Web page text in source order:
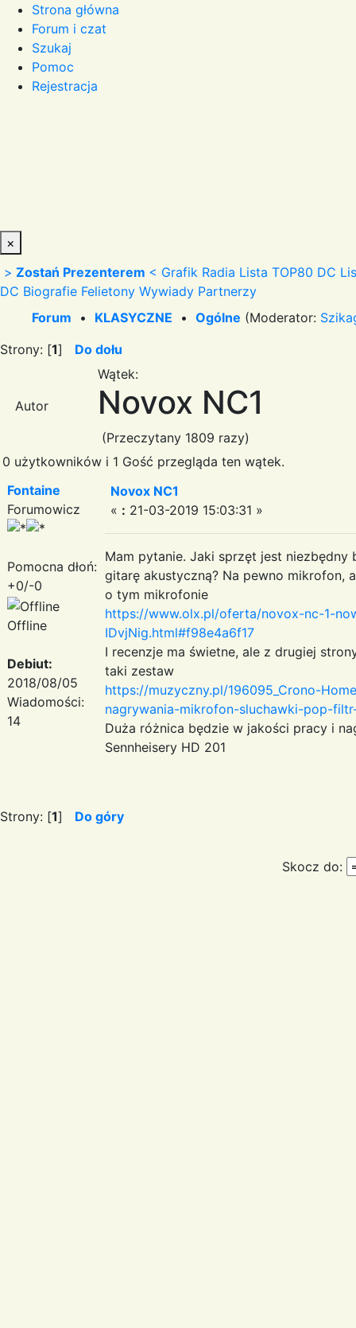
Strona główna
Forum i czat
Szukaj
Pomoc
Rejestracja
×
> Zostań Prezenterem < Grafik Radia Lista TOP80 DC
DC Biografie Felietony Wywiady Partnerzy
Forum • KLASYCZNE • Ogólne (Moderator:
Strony: [1] Do dołu
Autor
Wątek:
Novox NC1
(Przeczytany 1809 razy)
0 użytkowników i 1 Gość przegląda ten wątek.
Fontaine
Forumowicz
Pomocna dłoń:
+0/-0
Offline
Debiut:
2018/08/05
Wiadomości:
14
Novox NC1
« : 21-03-2019 15:03:31 »
Mam pytanie. Jaki sprzęt jest
gitarę akustyczną? Na pewno mikrofon,
o tym mikrofonie
https://www.olx.pl/oferta/novox-nc-1-
IDvjNig.html#f98e4a6f17
I recenzje ma świetne, ale z drugiej
taki zestaw
https://muzyczny.pl/196095_Crono-
nagrywania-mikrofon-sluchawki-pop-
Duża różnica będzie w jakości pracy i
Sennheisery HD 201
Strony: [1] Do góry
Skocz do: